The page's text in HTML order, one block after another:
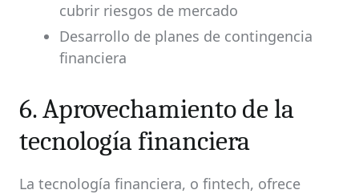
cubrir riesgos de mercado
Desarrollo de planes de contingencia
financiera
6. Aprovechamiento de la
tecnología financiera
La tecnología financiera, o fintech, ofrece